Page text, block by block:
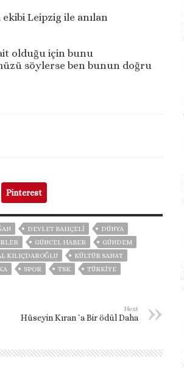
Leipzig ile anılan
olduğu için bunu
söylerse ben bunun doğru
Pinterest
DEVLET BAHÇELİ
DÜNYA
GÜNCEL HABER
GÜNDEM
KILIÇDAROĞLU
KÜLTÜR SANAT
SPOR TSK
TÜRKİYE
Next
Hüseyin Kıran `a Bir ödül Daha